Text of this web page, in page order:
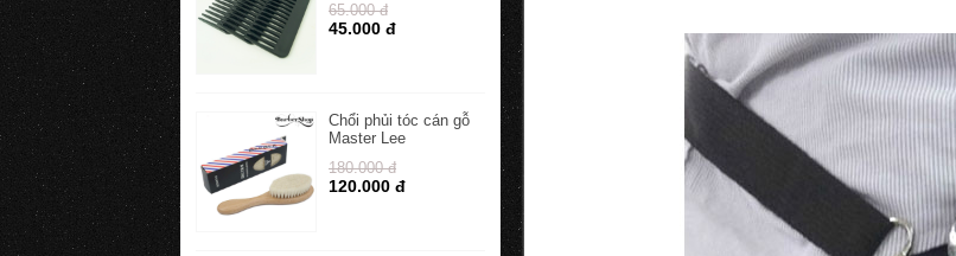
65.000 đ
45.000 đ
Chổi phủi tóc cán gỗ
Master Lee
180.000 đ
120.000 đ